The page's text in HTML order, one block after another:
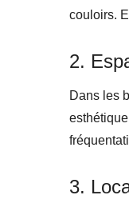
couloirs.
2.
Dans les
3.